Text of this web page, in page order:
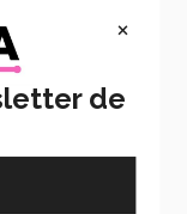
calor y
×
de